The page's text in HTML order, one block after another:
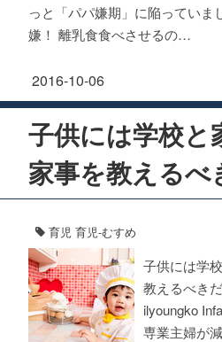
っと「パパ嫌期」に陥っていま
嫌！ 離乳食食べさせるの…
2016-10-06
子供には学校と
家事を教えるべ
育児 育児-むすめ
子供には学
教えるべき
ilyoungko
専業主婦が